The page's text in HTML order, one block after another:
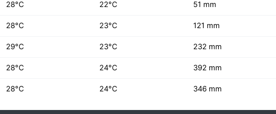
28°C 22°C 51 mm
28°C 23°C 121 mm
29°C 23°C 232 mm
28°C 24°C 392 mm
28°C 24°C 346 mm